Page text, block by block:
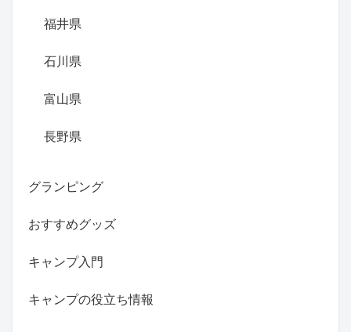
福井県
石川県
富山県
長野県
グランピング
おすすめグッズ
キャンプ入門
キャンプの役立ち情報